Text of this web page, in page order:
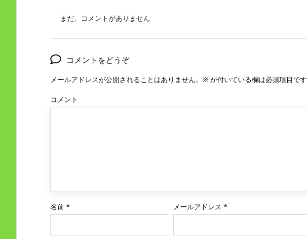
まだ、コメントがありません
コメントをどうぞ
メールアドレスが公開されることはありません。 ※ が付いている欄は必須項目です
コメント
名前 * メールアドレス *